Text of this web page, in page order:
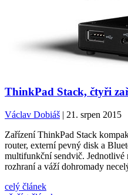
ThinkPad Stack, čtyři
Václav Dobiáš| 21. srpen 2015
Zařízení ThinkPad Stack
router, externí pevný disk a
multifunkční sendvič. Jednotlivé
rozhraní a váží dohromady
celý článek